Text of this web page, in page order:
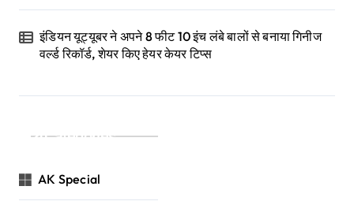
इंडियन यूट्यूबर ने अपने 8 फीट 10 इंच लंबे बालों से बनाया गिनीज
वर्ल्ड रिकॉर्ड, शेयर किए हेयर केयर टिप्स
Categories
AK Special